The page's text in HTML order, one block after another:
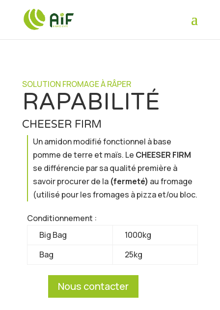
SOLUTION FROMAGE À RÂPER
RAPABILITÉ
CHEESER FIRM
Un amidon modifié fonctionnel à base
pomme de terre et maïs. Le CHEESER FIRM
se différencie par sa qualité première à
savoir procurer de la (fermeté) au fromage
(utilisé pour les fromages à pizza et/ou bloc.
Conditionnement :
Big Bag
1000kg
Bag
25kg
Nous contacter